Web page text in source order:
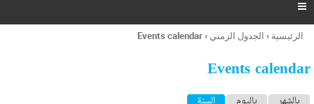
ر
ل
ح

أنت
هنا
الرئيسية › الجدول الزمني ›
Events calendar
Events calendar